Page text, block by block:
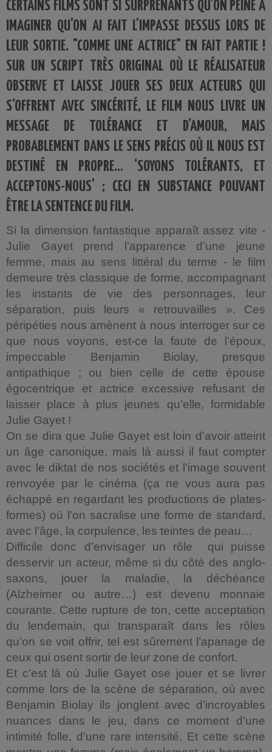
CERTAINS FILMS SONT SI SURPRENANTS QU’ON PEINE À
IMAGINER QU’ON AI FAIT L’IMPASSE DESSUS LORS DE
LEUR SORTIE. "COMME UNE ACTRICE" EN FAIT PARTIE !
SUR UN SCRIPT TRÈS ORIGINAL OÙ LE RÉALISATEUR
OBSERVE ET LAISSE JOUER SES DEUX ACTEURS QUI
S'OFFRENT AVEC SINCÉRITÉ, LE FILM NOUS LIVRE UN
MESSAGE DE TOLÉRANCE ET D’AMOUR, MAIS
PROBABLEMENT DANS LE SENS PRÉCIS OÙ IL NOUS EST
DESTINÉ EN PROPRE… ‘SOYONS TOLÉRANTS, ET
ACCEPTONS-NOUS’ ; CECI EN SUBSTANCE POUVANT
ÊTRE LA SENTENCE DU FILM.
Si la dimension fantastique apparaît assez vite -
Julie Gayet prend l’apparence d’une jeune
femme, mais au sens littéral du terme - le film
demeure très classique de forme, accompagnant
les instants de vie des personnages, leur
séparation, puis leurs « retrouvailles ». Ces
péripéties nous amènent à nous interroger sur ce
que nous voyons, est-ce la faute de l’époux,
impeccable Benjamin Biolay, presque
antipathique ; ou bien celle de cette épouse
égocentrique et actrice excessive refusant de
laisser place à plus jeunes qu’elle, formidable
Julie Gayet !
On se dira que Julie Gayet est loin d’avoir atteint
un âge canonique, mais là aussi il faut compter
avec le diktat de nos sociétés et l’image souvent
renvoyée par le cinéma (ça ne vous aura pas
échappé en regardant les productions de plates-
formes) où l’on sacralise une forme de standard,
avec l’âge, la corpulence, les teintes de peau…
Difficile donc d’envisager un rôle qui puisse
desservir un acteur, même si du côté des anglo-
saxons, jouer la maladie, la déchéance
(Alzheimer ou autre…) est devenu monnaie
courante. Cette rupture de ton, cette acceptation
du lendemain, qui transparaît dans les rôles
qu’on se voit offrir, tel est sûrement l’apanage de
ceux qui osent sortir de leur zone de confort.
Et c’est là où Julie Gayet ose jouer et se livrer
comme lors de la scène de séparation, où avec
Benjamin Biolay ils jonglent avec d’incroyables
nuances dans le jeu, dans ce moment d’une
intimité folle, d’une rare intensité. Et cette scène